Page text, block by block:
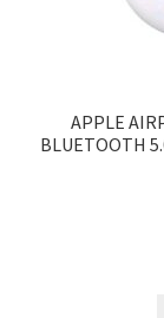
APPLE
BLUETOOTH